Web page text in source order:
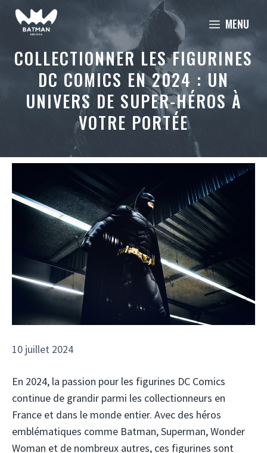
Aller
MENU
COLLECTIONNER LES FIGURINES
DC COMICS EN 2024 : UN
UNIVERS DE SUPER-HÉROS À
VOTRE PORTÉE
10 juillet 2024
En 2024, la passion pour les figurines DC Comics
continue de grandir parmi les collectionneurs en
France et dans le monde entier. Avec des héros
emblématiques comme Batman, Superman, Wonder
Woman et de nombreux autres, ces figurines sont